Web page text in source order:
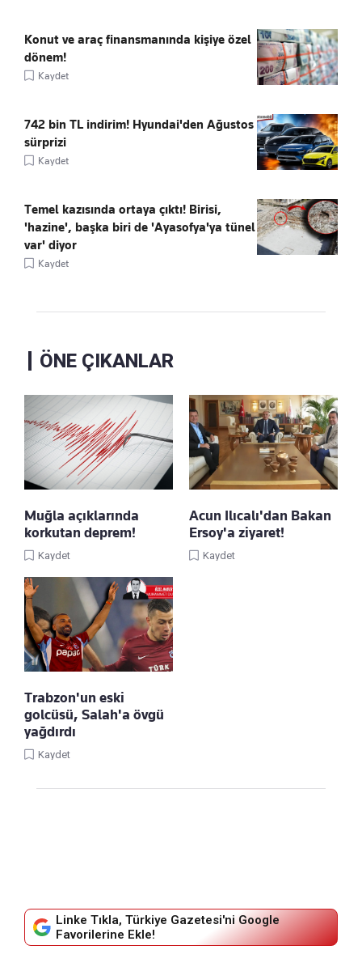
Konut ve araç finansmanında kişiye özel
dönem!
Kaydet
742 bin TL indirim! Hyundai'den Ağustos
sürprizi
Kaydet
Temel kazısında ortaya çıktı! Birisi,
'hazine', başka biri de 'Ayasofya'ya tünel
var' diyor
Kaydet
ÖNE ÇIKANLAR
Muğla açıklarında
korkutan deprem!
Kaydet
Acun Ilıcalı'dan Bakan
Ersoy'a ziyaret!
Kaydet
Trabzon'un eski
golcüsü, Salah'a övgü
yağdırdı
Kaydet
Linke Tıkla, Türkiye Gazetesi'ni Google
Favorilerine Ekle!